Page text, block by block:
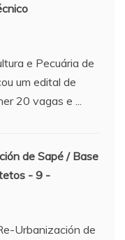
e Pecuária de
um edital de
20 vagas e ...
de Sapé/ Base
- 9 -
Urbanización de